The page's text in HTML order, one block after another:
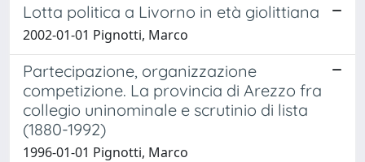
Lotta politica a Livorno in età giolittiana
2002-01-01 Pignotti, Marco
Partecipazione, organizzazione
competizione. La provincia di Arezzo fra
collegio uninominale e scrutinio di lista
(1880-1992)
1996-01-01 Pignotti, Marco